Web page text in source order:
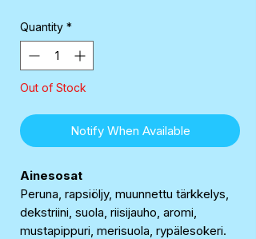
Quantity *
Out of Stock
Notify When Available
Ainesosat
Peruna, rapsiöljy, muunnettu tärkkelys,
dekstriini, suola, riisijauho, aromi,
mustapippuri, merisuola, rypälesokeri.